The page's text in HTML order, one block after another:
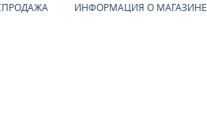
ИНФОРМАЦИЯ О МАГАЗИНЕ